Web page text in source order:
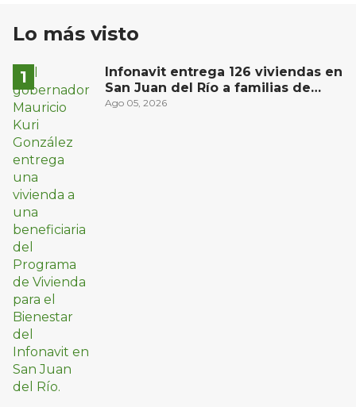
Lo más visto
Infonavit entrega 126 viviendas en
San Juan del Río a familias de
bajos ingresos
Ago 05, 2026